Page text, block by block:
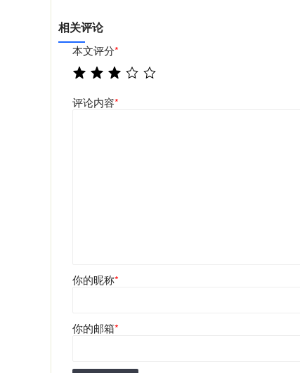
相关评论
本文评分*
评论内容*
你的昵称*
你的邮箱*